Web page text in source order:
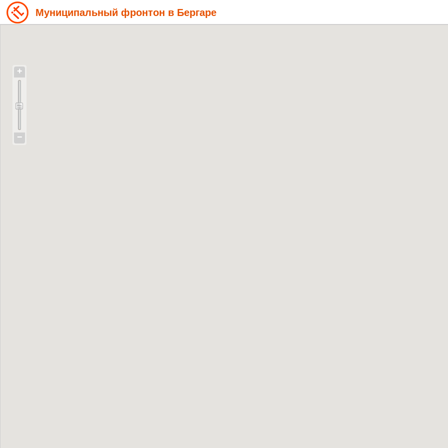
Муниципальный фронтон в Бергаре
+
−